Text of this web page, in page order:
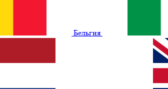
Бельгия